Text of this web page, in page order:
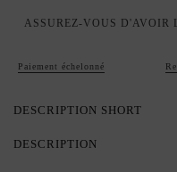
ASSUREZ-VOUS D'AVOIR
Paiement échelonné
DESCRIPTION SHORT
DESCRIPTION